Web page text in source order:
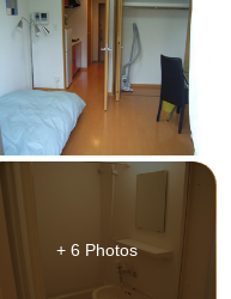
+ 6 Photos